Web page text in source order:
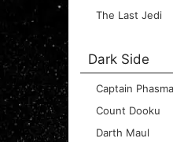
The Last Jedi
Dark Side
Captain Phasma
Count Dooku
Darth Maul